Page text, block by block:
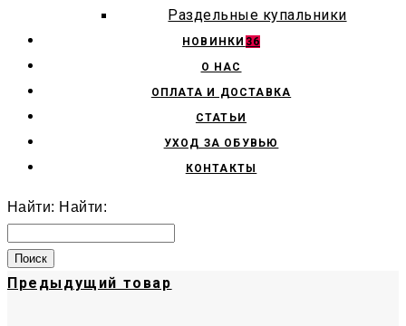
Раздельные купальники
НОВИНКИ 36
О НАС
ОПЛАТА И ДОСТАВКА
СТАТЬИ
УХОД ЗА ОБУВЬЮ
КОНТАКТЫ
Найти: Найти:
Предыдущий товар